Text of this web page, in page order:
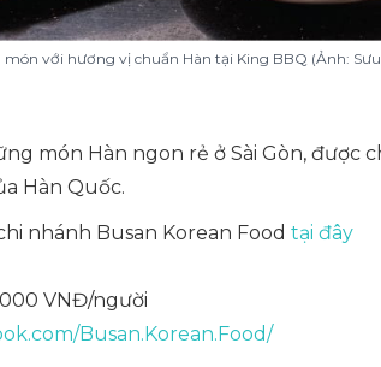
với hương vị chuẩn Hàn tại King BBQ (Ảnh:
món Hàn ngon rẻ ở Sài Gòn, được
Hàn Quốc.
nhánh Busan Korean Food tại đây
VNĐ/người
Busan.Korean.Food/